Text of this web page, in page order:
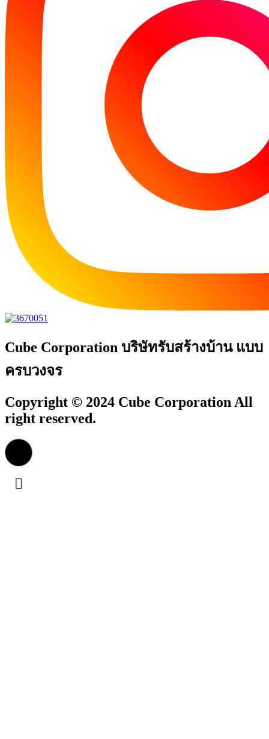
Cube Corporation บริษัทรับสร้างบ้าน แบบ
ครบวงจร
Copyright © 2024 Cube Corporation All
right reserved.